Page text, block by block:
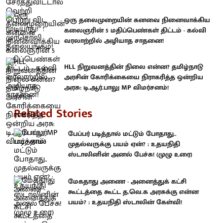
ஒரு தலைமுறையின் கனவை நினைவாக்கிய
கலைஞரின் 5 மதிப்பெண்கள் திட்டம் - கல்வி
வரலாற்றில் அழியாத சாதனை!
HLL நிறுவனத்தின் நிலை என்ன? தமிழ்நாடு
அரசின் கோரிக்கையை நிராகரித்த ஒன்றிய
அரசு: டி.ஆர்.பாலு MP விமர்சனம்!
Related Stories
பேப்பர் படித்தால் மட்டும் போதாது..
முதல்வருக்கு பயம் ஏன்? : உதயநிதி
ஸ்டாலினின் அனல் பேச்சு! (முழு உரை)
மேகதாது அணை - அனைத்துக் கட்சி
கூட்டத்தை கூட்ட த.வெ.க அரசுக்கு என்ன
பயம்? : உதயநிதி ஸ்டாலின் கேள்வி!